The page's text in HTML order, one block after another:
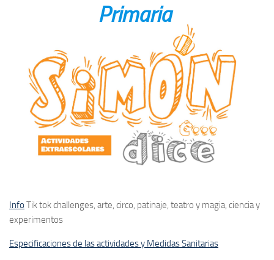
Primaria
Info Tik tok challenges, arte, circo, patinaje, teatro y magia, ciencia y
experimentos
Especificaciones de las actividadesy Medidas Sanitarias